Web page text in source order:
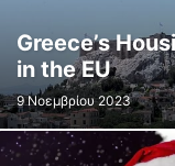
Greece’s
in the EU
9 Νοεμβρίου 2023